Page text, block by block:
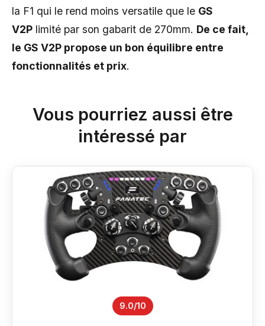
la F1 qui le rend moins versatile que le GS
V2P limité par son gabarit de 270mm. De ce fait,
le GS V2P propose un bon équilibre entre
fonctionnalités et prix.
Vous pourriez aussi être
intéressé par
9.0/10